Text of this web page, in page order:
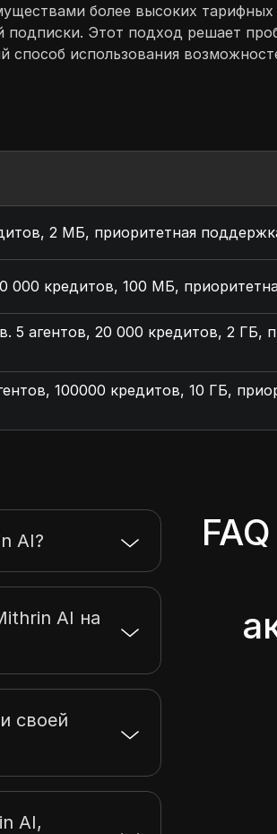
более высоких
Этот подход решает
способ использования
2 МБ, приоритетная
000 кредитов, 100 МБ,
5 агентов, 20 000 кредитов, 2 ГБ,
100000 кредитов, 10 ГБ,
AI?
AI на
своей
AI,